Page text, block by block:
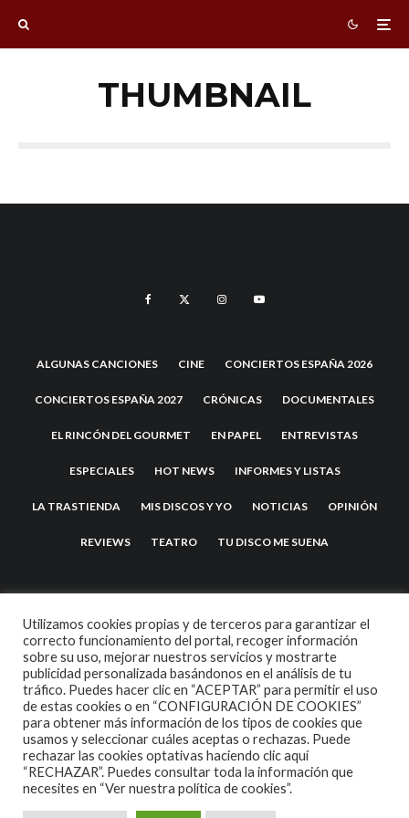
THUMBNAIL
ALGUNAS CANCIONES CINE CONCIERTOS ESPAÑA 2026
CONCIERTOS ESPAÑA 2027 CRÓNICAS DOCUMENTALES
EL RINCÓN DEL GOURMET EN PAPEL ENTREVISTAS
ESPECIALES HOT NEWS INFORMES Y LISTAS
LA TRASTIENDA MIS DISCOS Y YO NOTICIAS OPINIÓN
REVIEWS TEATRO TU DISCO ME SUENA
2007 COPYRIGHT -CODETIPITHEME
Utilizamos cookies propias y de terceros para garantizar el
correcto funcionamiento del portal, recoger información
sobre su uso, mejorar nuestros servicios y mostrarte
publicidad personalizada basándonos en el análisis de tu
tráfico. Puedes hacer clic en “ACEPTAR” para permitir el uso
de estas cookies o en “CONFIGURACIÓN DE COOKIES”
para obtener más información de los tipos de cookies que
usamos y seleccionar cuáles aceptas o rechazas. Puede
rechazar las cookies optativas haciendo clic aquí
“RECHAZAR”. Puedes consultar toda la información que
necesites en “Ver nuestra política de cookies”.